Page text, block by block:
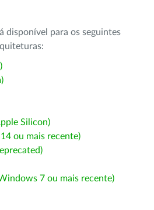
disponível para os seguintes
Silicon)
ou mais recente)
7 ou mais recente)